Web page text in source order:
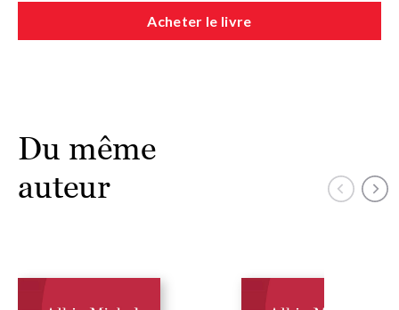
Acheter le livre
Du même
auteur